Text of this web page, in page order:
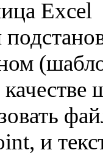
Excel
и